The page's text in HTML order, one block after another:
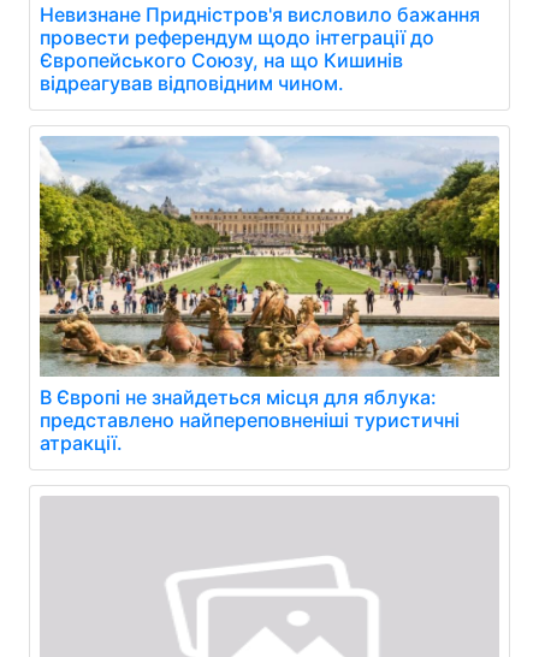
Невизнане Придністров'я висловило бажання
провести референдум щодо інтеграції до
Європейського Союзу, на що Кишинів
відреагував відповідним чином.
В Європі не знайдеться місця для яблука:
представлено найпереповненіші туристичні
атракції.